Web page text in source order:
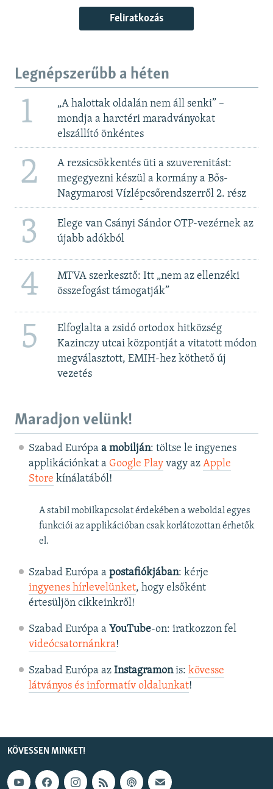
Feliratkozás
Legnépszerűbb a héten
1
„A halottak oldalán nem áll senki” –
mondja a harctéri maradványokat
elszállító önkéntes
2
A rezsicsökkentés üti a szuverenitást:
megegyezni készül a kormány a Bős-
Nagymarosi Vízlépcsőrendszerről 2. rész
3
Elege van Csányi Sándor OTP-vezérnek az
újabb adókból
4
MTVA szerkesztő: Itt „nem az ellenzéki
összefogást támogatják”
5
Elfoglalta a zsidó ortodox hitközség
Kazinczy utcai központját a vitatott módon
megválasztott, EMIH-hez köthető új
vezetés
Maradjon velünk!
Szabad Európa a mobilján: töltse le ingyenes
applikációnkat a Google Playvagy az Apple
Store kínálatából!
A stabil mobilkapcsolat érdekében a weboldal egyes
funkciói az applikációban csak korlátozottan érhetők
el.
Szabad Európa a postafiókjában: kérje
ingyenes hírlevelünket, hogy elsőként
értesüljön cikkeinkről!
Szabad Európa a YouTube-on: iratkozzon fel
videócsatornánkra!
Szabad Európa az Instagramonis: kövesse
látványos és informatív oldalunkat! ​
KÖVESSEN MINKET!